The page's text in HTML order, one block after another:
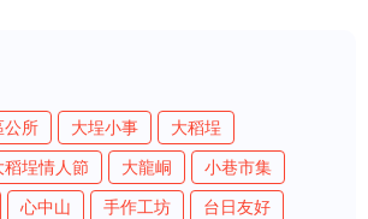
公所 大埕小事
大稻埕
稻埕情人節 大龍峒
小巷市集
心中山 手作工坊
台日友好